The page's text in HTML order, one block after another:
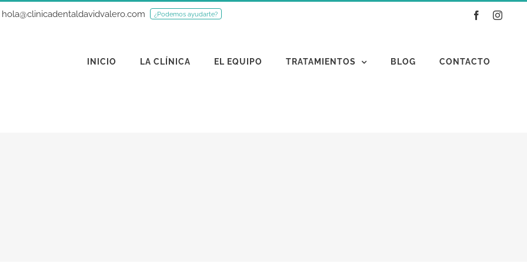
hola@clinicadentaldavidvalero.com ¿Podemos ayudarte? Facebook
INICIO LA CLÍNICA EL EQUIPO TRATAMIENTOS BLOG CONTACTO